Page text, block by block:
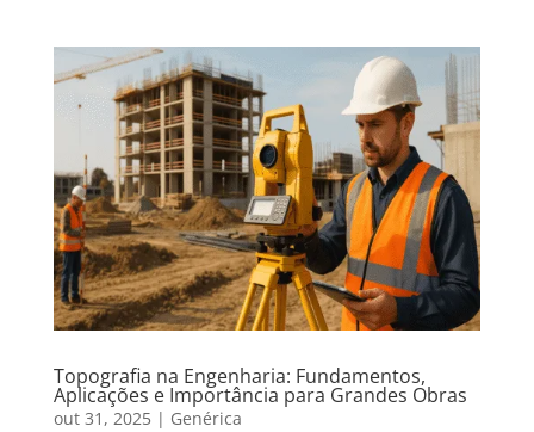
Topografia na Engenharia: Fundamentos,
Aplicações e Importância para Grandes Obras
out 31, 2025| Genérica